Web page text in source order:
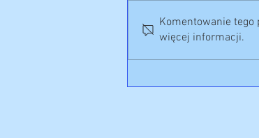
Wyróżnienia podczas
Komentowanie tego
więcej informacji.